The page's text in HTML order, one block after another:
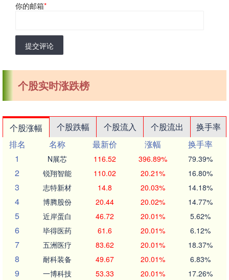
你的邮箱*
提交评论
个股实时涨跌榜
个股涨幅 个股跌幅 个股流入 个股流出
换手率
排名
名称 最新价 涨幅
换手率
1
N展芯 116.52 396.89% 79.39%
2 锐翔智能 110.02 20.21% 16.80%
3 志特新材 14.8 20.03% 14.18%
4 博腾股份 20.44 20.02% 14.77%
5 近岸蛋白 46.72 20.01% 5.62%
6 毕得医药 61.6 20.01% 6.12%
7 五洲医疗 83.62 20.01% 18.37%
8 耐科装备 49.67 20.01% 6.83%
9 一博科技 53.33 20.01% 17.26%